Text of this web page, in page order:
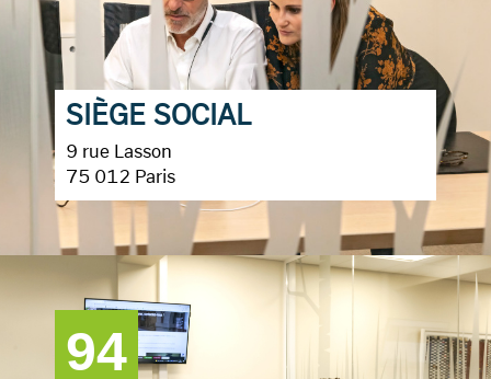
SIÈGE SOCIAL
9 rue Lasson
75 012 Paris
94